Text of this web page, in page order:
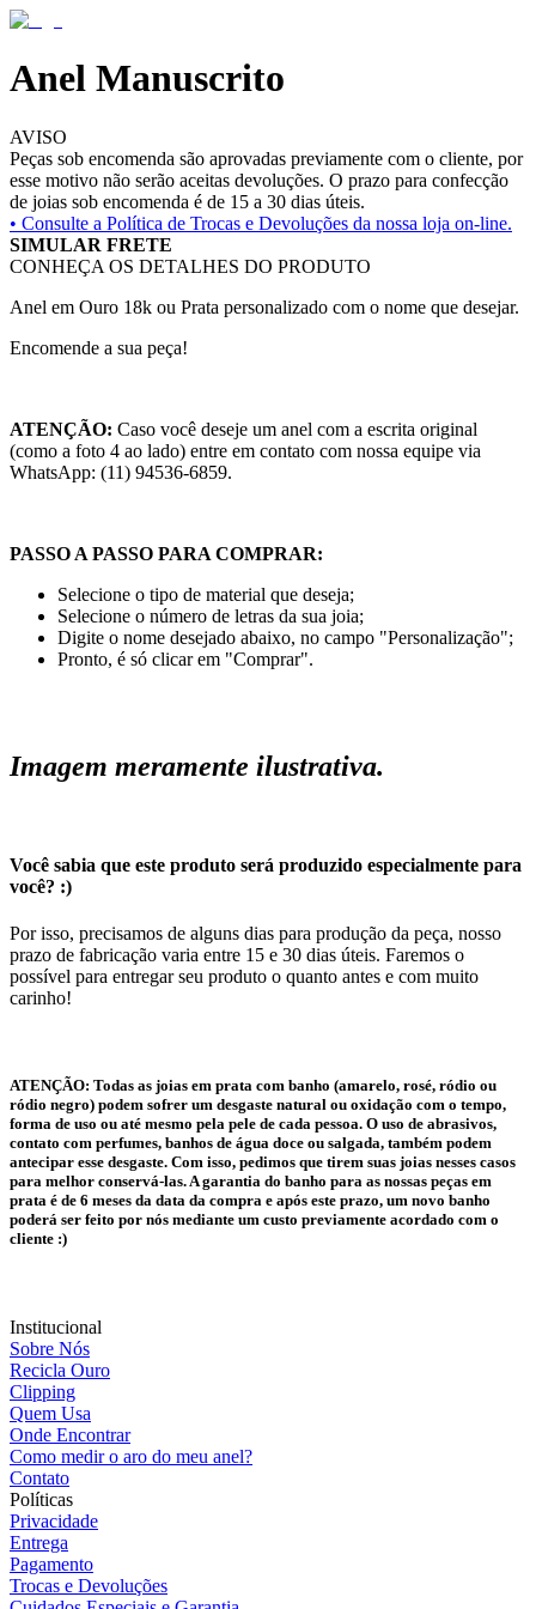
Anel Manuscrito
AVISO
Peças sob encomenda são aprovadas previamente com o cliente, por
esse motivo não serão aceitas devoluções. O prazo para confecção
de joias sob encomenda é de 15 a 30 dias úteis.
• Consulte a Política de Trocas e Devoluções da nossa loja on-line.
SIMULAR FRETE
CONHEÇA OS DETALHES DO PRODUTO
Anel em Ouro 18k ou Prata personalizado com o nome que desejar.
Encomende a sua peça!
ATENÇÃO: Caso você deseje um anel com a escrita original
(como a foto 4 ao lado) entre em contato com nossa equipe via
WhatsApp: (11) 94536-6859.
PASSO A PASSO PARA COMPRAR:
Selecione o tipo de material que deseja;
Selecione o número de letras da sua joia;
Digite o nome desejado abaixo, no campo "Personalização";
Pronto, é só clicar em "Comprar".
Imagem meramente ilustrativa.
Você sabia que este produto será produzido especialmente para
você? :)
Por isso, precisamos de alguns dias para produção da peça, nosso
prazo de fabricação varia entre 15 e 30 dias úteis. Faremos o
possível para entregar seu produto o quanto antes e com muito
carinho!
ATENÇÃO: Todas as joias em prata com banho (amarelo, rosé, ródio ou
ródio negro) podem sofrer um desgaste natural ou oxidação com o tempo,
forma de uso ou até mesmo pela pele de cada pessoa. O uso de abrasivos,
contato com perfumes, banhos de água doce ou salgada, também podem
antecipar esse desgaste. Com isso, pedimos que tirem suas joias nesses casos
para melhor conservá-las. A garantia do banho para as nossas peças em
prata é de 6 meses da data da compra e após este prazo, um novo banho
poderá ser feito por nós mediante um custo previamente acordado com o
cliente :)
Institucional
Sobre Nós
Recicla Ouro
Clipping
Quem Usa
Onde Encontrar
Como medir o aro do meu anel?
Contato
Políticas
Privacidade
Entrega
Pagamento
Trocas e Devoluções